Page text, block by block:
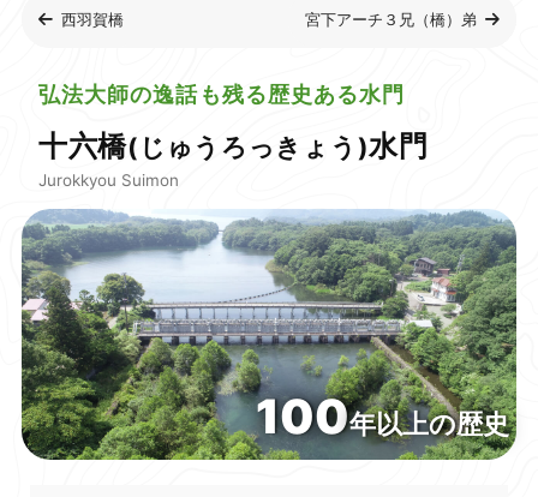
浜通り地方にあるインフラ施設
会津地方にあるインフラ施設
デジタルパンフレット
家族で思いっきり楽しめる!
行こうよ
ふくしまインフラツーリズム
西羽賀橋 宮下アーチ３兄（橋）弟
弘法大師の逸話も残る歴史ある水門
十六橋(じゅうろっきょう)水門
Jurokkyou Suimon
100年以上の歴史